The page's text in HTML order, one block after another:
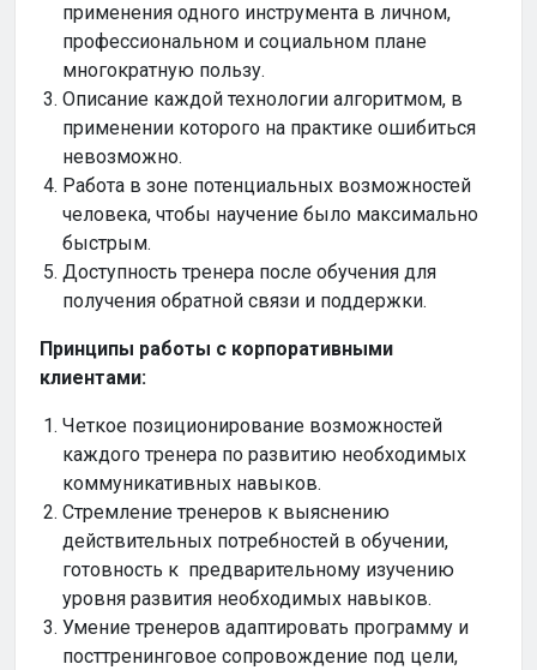
применения одного инструмента в личном,
профессиональном и социальном плане
многократную пользу.
Описание каждой технологии алгоритмом, в
применении которого на практике ошибиться
невозможно.
Работа в зоне потенциальных возможностей
человека, чтобы научение было максимально
быстрым.
Доступность тренера после обучения для
получения обратной связи и поддержки.
Принципы работы с корпоративными
клиентами:
Четкое позиционирование возможностей
каждого тренера по развитию необходимых
коммуникативных навыков.
Стремление тренеров к выяснению
действительных потребностей в обучении,
готовность к предварительному изучению
уровня развития необходимых навыков.
Умение тренеров адаптировать программу и
посттренинговое сопровождение под цели,